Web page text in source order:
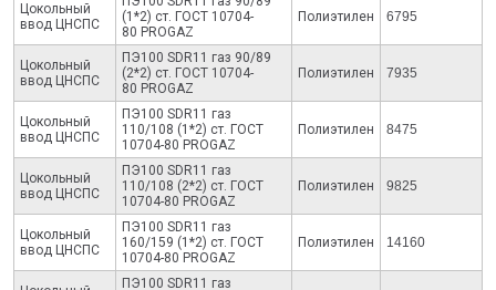
Цокольный
ввод ЦНСПС
(1*2) ст. ГОСТ 10704-
80 PROGAZ
Полиэтилен 6795
Цокольный
ввод ЦНСПС
ПЭ100 SDR11 газ 90/89
(2*2) ст. ГОСТ 10704-
80 PROGAZ
Полиэтилен 7935
Цокольный
ввод ЦНСПС
ПЭ100 SDR11 газ
110/108 (1*2) ст. ГОСТ
10704-80 PROGAZ
Полиэтилен 8475
Цокольный
ввод ЦНСПС
ПЭ100 SDR11 газ
110/108 (2*2) ст. ГОСТ
10704-80 PROGAZ
Полиэтилен 9825
Цокольный
ввод ЦНСПС
ПЭ100 SDR11 газ
160/159 (1*2) ст. ГОСТ
10704-80 PROGAZ
Полиэтилен 14160
ПЭ100 SDR11 газ